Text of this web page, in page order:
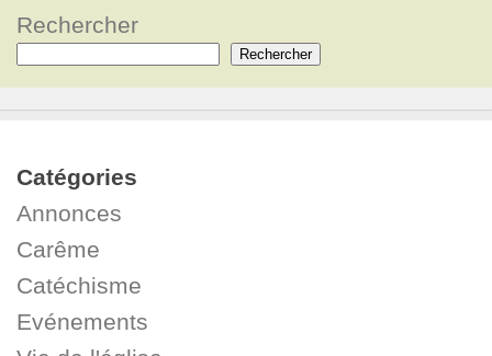
Rechercher
Rechercher
Catégories
Annonces
Carême
Catéchisme
Evénements